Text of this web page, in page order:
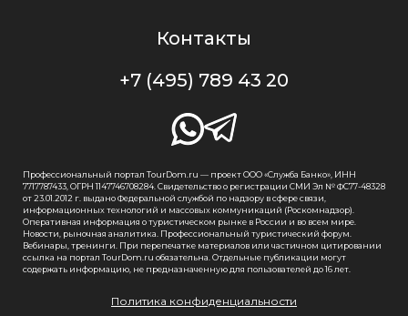
Контакты
+7 (495) 789 43 20
Профессиональный портал TourDom.ru — проект ООО «Служба Банко», ИНН
7717787433, ОГРН 1147746708284. Свидетельство о регистрации СМИ Эл № ФС77-48328
от 23.01.2012 г. выдано Федеральной службой по надзору в сфере связи,
информационных технологий и массовых коммуникаций (Роскомнадзор).
Оперативная информация о туристическом рынке в России и во всем мире.
Новости, рыночная аналитика. Профессиональный туристический форум.
Вебинары, тренинги. При перепечатке материалов или частичном цитировании
ссылка на портал TourDom.ru обязательна. Отдельные публикации могут
содержать информацию, не предназначенную для пользователей до 16 лет.
Политика конфиденциальности